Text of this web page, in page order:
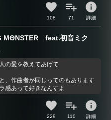
108 71
info
詳細
MΘNSTER feat.初音ミク
の愛を教えてあげて
、作曲者が同じってのもあります
感あって好きなんすよ
229 110
info
詳細